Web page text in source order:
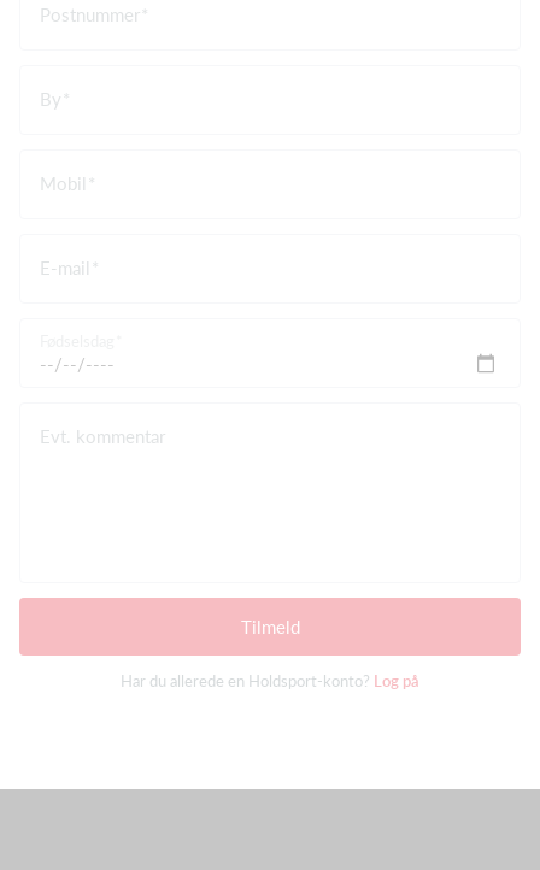
Postnummer
By
Mobil
E-mail
Evt. kommentar
Tilmeld
Har du allerede en Holdsport-konto? Log på